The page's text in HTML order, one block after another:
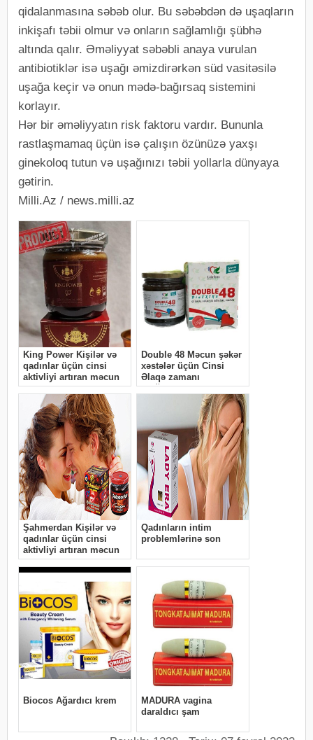
qidalanmasına səbəb olur. Bu səbəbdən də uşaqların
inkişafı təbii olmur və onların sağlamlığı şübhə
altında qalır. Əməliyyat səbəbli anaya vurulan
antibiotiklər isə uşağı əmizdirərkən süd vasitəsilə
uşağa keçir və onun mədə-bağırsaq sistemini
korlayır.
Hər bir əməliyyatın risk faktoru vardır. Bununla
rastlaşmamaq üçün isə çalışın özünüzə yaxşı
ginekoloq tutun və uşağınızı təbii yollarla dünyaya
gətirin.
Milli.Az / news.milli.az